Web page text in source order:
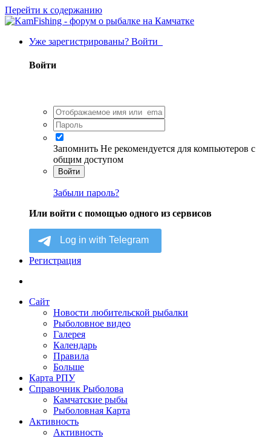
Перейти к содержанию
Уже зарегистрированы? Войти
Войти
Запомнить Не рекомендуется для компьютеров с
общим доступом
Войти
Забыли пароль?
Или войти с помощью одного из сервисов
Регистрация
Сайт
Новости любительской рыбалки
Рыболовное видео
Галерея
Календарь
Правила
Больше
Карта РПУ
Справочник Рыболова
Камчатские рыбы
Рыболовная Карта
Активность
Активность